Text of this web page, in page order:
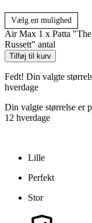
Vælg en mulighed
Air Max 1 x Patta
Russett" antal
Tilføj til kurv
Fedt! Din valgte
hverdage
Din valgte størrelse er
12 hverdage
Lille
Perfekt
Stor